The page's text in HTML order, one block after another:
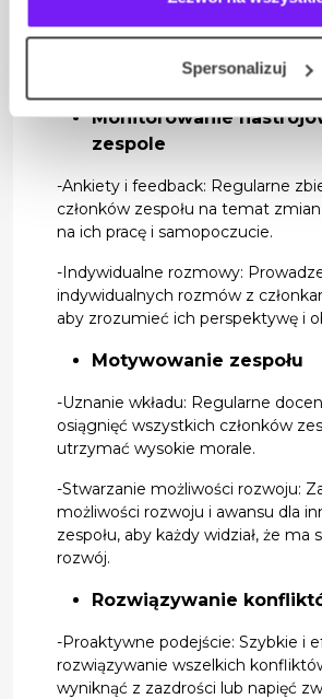
Spersonalizuj
integracyjnych, które pomagają
między członkami zespołu.
problemów, aby uniknąć
Monitorowanie
zespole
-Ankiety i feedback: Regularne
członków zespołu na temat
na ich pracę i samopoczucie.
-Indywidualne rozmowy:
indywidualnych rozmów z
aby zrozumieć ich perspektywę i
Motywowanie zespołu
-Uznanie wkładu: Regularne
osiągnięć wszystkich członków
utrzymać wysokie morale.
-Stwarzanie możliwości rozwoju:
możliwości rozwoju i awansu dla
zespołu, aby każdy widział, że ma
rozwój.
Rozwiązywanie
-Proaktywne podejście: Szybkie i
rozwiązywanie wszelkich
wyniknąć z zazdrości lub napięć